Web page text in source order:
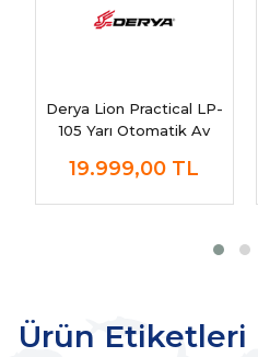
Derya Lion Practical LP-
105 Yarı Otomatik Av
Performans ve
19.999,00 TL
Ürün Etiketleri